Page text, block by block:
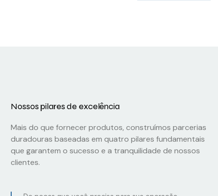
Nossos pilares de excelência
Mais do que fornecer produtos, construímos parcerias
duradouras baseadas em quatro pilares fundamentais
que garantem o sucesso e a tranquilidade de nossos
clientes.